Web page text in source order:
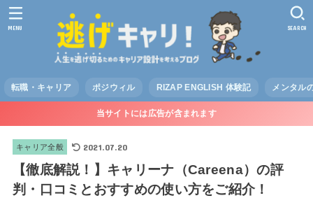
転職・キャリア ポジウィル RIZAP ENGLISH 体験記 メンタル
SEARCH
MENU
当サイトには広告が含まれます
キャリア全般 2021.07.20
【徹底解説！】キャリーナ（Careena）の評
判・口コミとおすすめの使い方をご紹介！